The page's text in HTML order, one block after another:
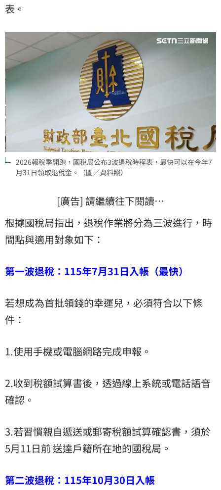
表。
2026報稅季開跑，國稅局公布3波退稅時程表，最快可以在今年7
月31日領取退稅金。（圖／資料照）
[廣告] 請繼續往下閱讀…
根據國稅局指出，退稅作業將分為三波進行，時
間點與適用對象如下：
第一波退稅：115年7月31日入帳（最快）
若想成為首批領錢的幸運兒，必須符合以下條
件：
1.使用手機或電腦網路完成申報。
2.收到稅額試算書後，透過線上系統或電話語音
確認。
3.若習慣親自遞送或郵寄稅額試算確認書，須於
5月11日前 送達戶籍所在地的國稅局。
第二波退稅：115年10月30日入帳